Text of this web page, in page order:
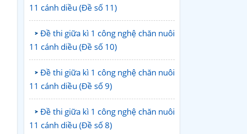
11 cánh diều (Đề số 11)
Đề thi giữa kì 1 công nghệ chăn nuôi
11 cánh diều (Đề số 10)
Đề thi giữa kì 1 công nghệ chăn nuôi
11 cánh diều (Đề số 9)
Đề thi giữa kì 1 công nghệ chăn nuôi
11 cánh diều (Đề số 8)